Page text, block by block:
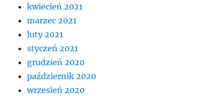
kwiecień 2021
marzec 2021
luty 2021
styczeń 2021
grudzień 2020
październik 2020
wrzesień 2020